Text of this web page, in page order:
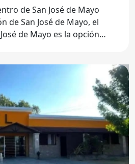
de San José de Mayo
de San José de Mayo, el
de Mayo es la opción